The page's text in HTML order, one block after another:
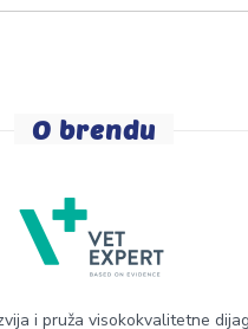
O brendu
i pruža visokokvalitetne